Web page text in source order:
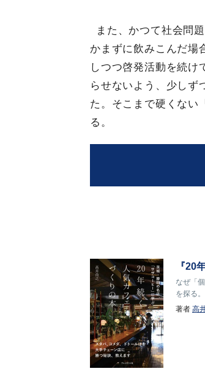
また、かつて社会問
かまずに飲みこんだ場
しつつ啓発活動を続け
らせないよう、少しず
た。そこまで硬くない
る。
『20
なぜ「
を探る。
著者 高